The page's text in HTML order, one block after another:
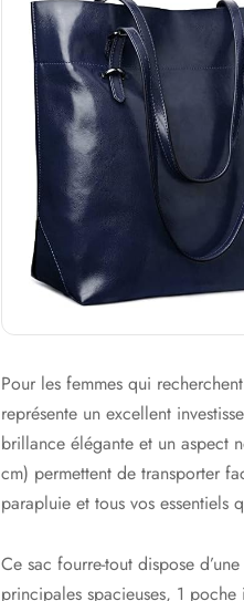
Pour les femmes qui
représente un excellent
brillance élégante et un aspect
cm) permettent de transporter
parapluie et tous vos essentiels
Ce sac fourre-tout dispose
principales spacieuses, 1